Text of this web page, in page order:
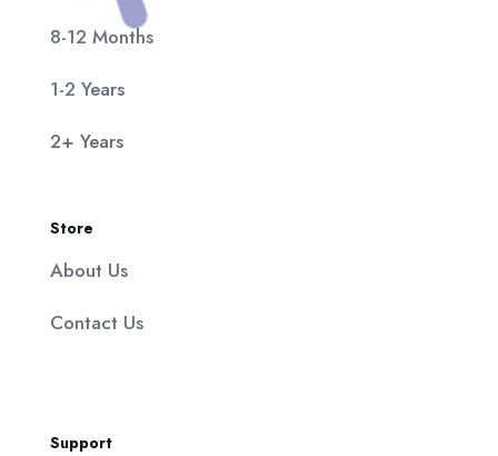
8-12 Months
1-2 Years
2+ Years
Store
About Us
Contact Us
Support